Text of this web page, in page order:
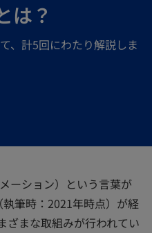
は？
、計5回にわたり解説しま
ーション）という言葉が
筆時：2021年時点）が経
ざまな取組みが行われてい